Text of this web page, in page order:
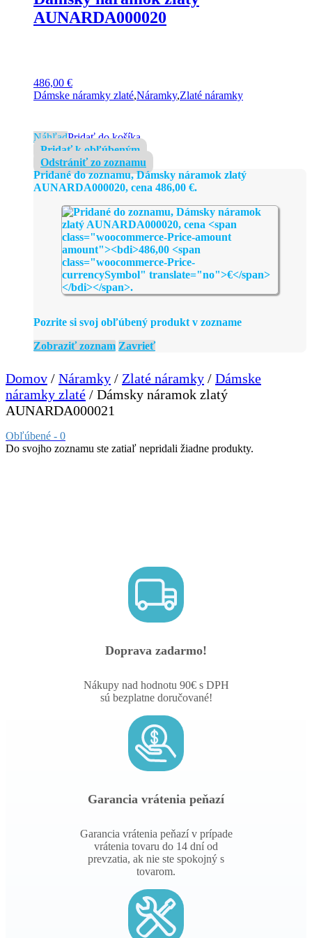
AUNARDA000020
486,00 €
Dámske náramky zlaté,Náramky,Zlaté náramky
NáhľadPridať do košíka
Pridať k obľúbeným
Odstrániť zo zoznamu
Pridané do zoznamu, Dámsky náramok zlatý
AUNARDA000020, cena 486,00 €.
Pozrite si svoj obľúbený produkt v zozname
Zobraziť zoznam Zavrieť
Domov / Náramky / Zlaté náramky / Dámske
náramky zlaté / Dámsky náramok zlatý
AUNARDA000021
Obľúbené - 0
Do svojho zoznamu ste zatiaľ nepridali žiadne produkty.
Doprava zadarmo!
Nákupy nad hodnotu 90€ s DPH
sú bezplatne doručované!
Garancia vrátenia peňazí
Garancia vrátenia peňazí v prípade
vrátenia tovaru do 14 dní od
prevzatia, ak nie ste spokojný s
tovarom.